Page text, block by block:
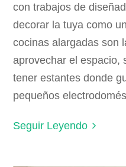
con trabajos de
decorar la tuya como
cocinas alargadas son
aprovechar el espacio,
tener estantes donde
pequeños
Seguir Leyendo